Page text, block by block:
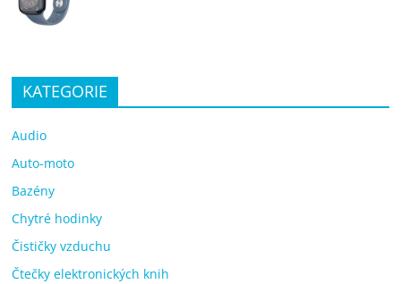
KATEGORIE
Audio
Auto-moto
Bazény
Chytré hodinky
Čističky vzduchu
Čtečky elektronických knih